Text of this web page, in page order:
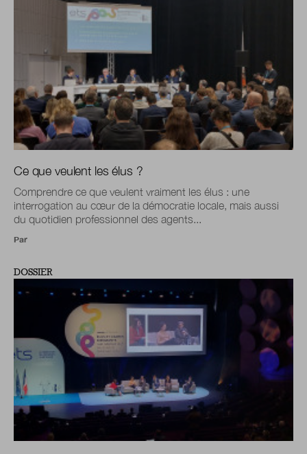
Ce que veulent les élus ?
Comprendre ce que veulent vraiment les élus : une
interrogation au cœur de la démocratie locale, mais aussi
du quotidien professionnel des agents...
Par
DOSSIER